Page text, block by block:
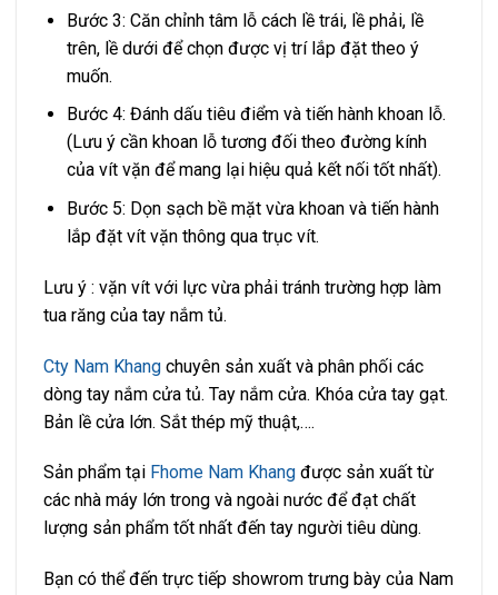
Bước 3: Căn chỉnh tâm lỗ cách lề trái, lề phải, lề
trên, lề dưới để chọn được vị trí lắp đặt theo ý
muốn.
Bước 4: Đánh dấu tiêu điểm và tiến hành khoan lỗ.
(Lưu ý cần khoan lỗ tương đối theo đường kính
của vít vặn để mang lại hiệu quả kết nối tốt nhất).
Bước 5: Dọn sạch bề mặt vừa khoan và tiến hành
lắp đặt vít vặn thông qua trục vít.
Lưu ý : vặn vít với lực vừa phải tránh trường hợp làm
tua răng của tay nắm tủ.
Cty Nam Khang chuyên sản xuất và phân phối các
dòng tay nắm cửa tủ. Tay nắm cửa. Khóa cửa tay gạt.
Bản lề cửa lớn. Sắt thép mỹ thuật,….
Sản phẩm tại Fhome Nam Khang được sản xuất từ
các nhà máy lớn trong và ngoài nước để đạt chất
lượng sản phẩm tốt nhất đến tay người tiêu dùng.
Bạn có thể đến trực tiếp showrom trưng bày của Nam